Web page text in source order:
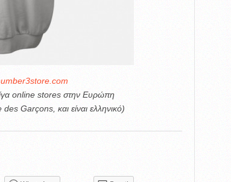
online stores στην Ευρώπη
Garçons, και είναι ελληνικό)